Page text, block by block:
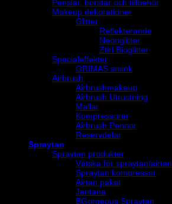
Penslar, borstar och tillbehör
Makeup dekorationer
Glitter
Reflekterande
Neonglitter
Ztirl Bioglitter
Specialeffekter
GRIMAS smink
Airbrush
Airbrushmakeup
Airbrush Utrustning
Mallar
Kompressorer
Airbrush Pennor
Reservdelar
Spraytan
Spraytan produkter
Vätska för spraytan/airtan
Spraytan kompressor
Airtan paket
Jantana
BGorgeous Spraytan